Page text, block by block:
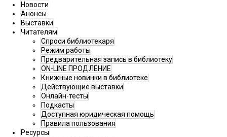
Цикл видеолекций «Феномен новгородской
реставрации»
Новости
Анонсы
Выставки
Читателям
Спроси библиотекаря
Режим работы
Предварительная запись в библиотеку
ON-LINE ПРОДЛЕНИЕ
Книжные новинки в библиотеке
Действующие выставки
Онлайн-тесты
Подкасты
Доступная юридическая помощь
Правила пользования
Ресурсы